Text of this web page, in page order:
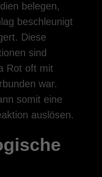
belegen,
beschleunigt
Diese
sind
Rot oft mit
war.
somit eine
auslösen.